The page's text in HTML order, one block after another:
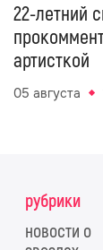
22-летний
артисткой
05 августа
рубрики
новости о